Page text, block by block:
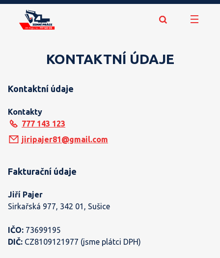
KONTAKTNÍ ÚDAJE
Kontaktní údaje
Kontakty
777 143 123
jiripajer81@gmail.com
Fakturační údaje
Jiří Pajer
Sirkařská 977, 342 01, Sušice
IČO: 73699195
DIČ: CZ8109121977 (jsme plátci DPH)